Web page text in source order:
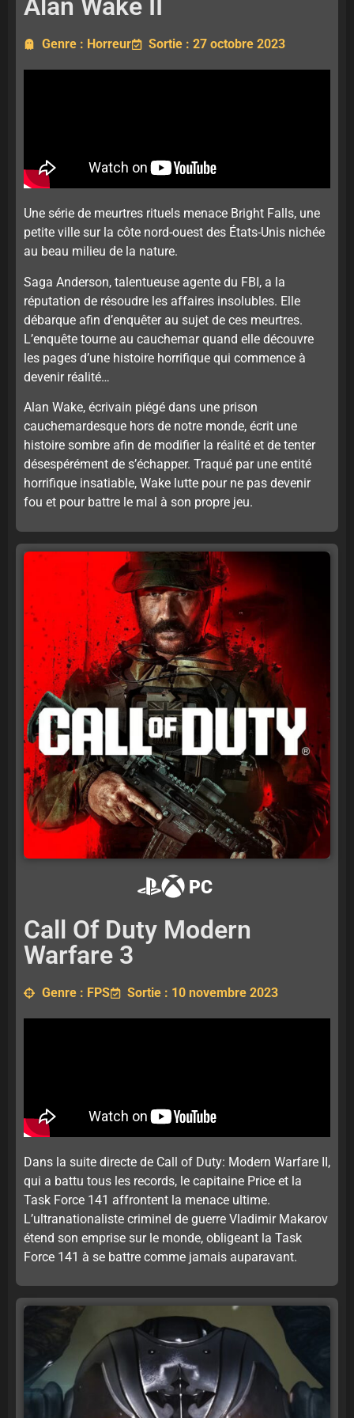
Alan Wake II
Genre : Horreur Sortie : 27 octobre 2023
Une série de meurtres rituels menace Bright Falls, une
petite ville sur la côte nord-ouest des États-Unis nichée
au beau milieu de la nature.
Saga Anderson, talentueuse agente du FBI, a la
réputation de résoudre les affaires insolubles. Elle
débarque afin d’enquêter au sujet de ces meurtres.
L’enquête tourne au cauchemar quand elle découvre
les pages d’une histoire horrifique qui commence à
devenir réalité…
Alan Wake, écrivain piégé dans une prison
cauchemardesque hors de notre monde, écrit une
histoire sombre afin de modifier la réalité et de tenter
désespérément de s’échapper. Traqué par une entité
horrifique insatiable, Wake lutte pour ne pas devenir
fou et pour battre le mal à son propre jeu.
PC
Call Of Duty Modern
Warfare 3
Genre : FPS Sortie : 10 novembre 2023
Dans la suite directe de Call of Duty: Modern Warfare II,
qui a battu tous les records, le capitaine Price et la
Task Force 141 affrontent la menace ultime.
L’ultranationaliste criminel de guerre Vladimir Makarov
étend son emprise sur le monde, obligeant la Task
Force 141 à se battre comme jamais auparavant.